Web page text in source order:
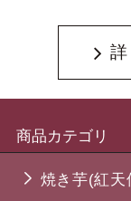
商品カテゴリ
焼き芋(紅天